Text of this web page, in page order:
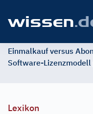
Einmalkauf versus
Software-
Lexikon